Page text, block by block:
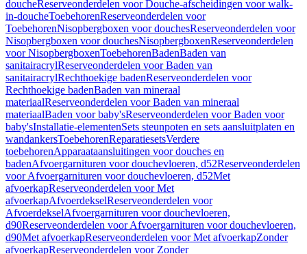
doucheReserveonderdelen voor Douche-afscheidingen voor walk-
in-doucheToebehorenReserveonderdelen voor
ToebehorenNisopbergboxen voor douchesReserveonderdelen voor
Nisopbergboxen voor douchesNisopbergboxenReserveonderdelen
voor NisopbergboxenToebehorenBadenBaden van
sanitairacrylReserveonderdelen voor Baden van
sanitairacrylRechthoekige badenReserveonderdelen voor
Rechthoekige badenBaden van mineraal
materiaalReserveonderdelen voor Baden van mineraal
materiaalBaden voor baby'sReserveonderdelen voor Baden voor
baby'sInstallatie-elementenSets steunpoten en sets aansluitplaten en
wandankersToebehorenReparatiesetsVerdere
toebehorenApparaataansluitingen voor douches en
badenAfvoergarnituren voor douchevloeren, d52Reserveonderdelen
voor Afvoergarnituren voor douchevloeren, d52Met
afvoerkapReserveonderdelen voor Met
afvoerkapAfvoerdekselReserveonderdelen voor
AfvoerdekselAfvoergarnituren voor douchevloeren,
d90Reserveonderdelen voor Afvoergarnituren voor douchevloeren,
d90Met afvoerkapReserveonderdelen voor Met afvoerkapZonder
afvoerkapReserveonderdelen voor Zonder